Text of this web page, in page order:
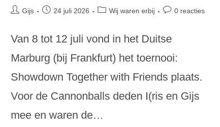
Bericht
Gijs
Bericht24 juli 2026 Berichtcategorie:
Wij waren erbij
Bericht0 reacties
Van 8 tot 12 juli vond in het Duitse
Marburg (bij Frankfurt) het toernooi:
Showdown Together with Friends plaats.
Voor de Cannonballs deden I(ris en Gijs
mee en waren de…